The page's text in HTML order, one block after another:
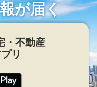
が届く
・不動産
リ